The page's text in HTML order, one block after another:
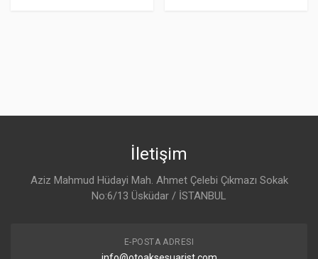
İletişim
Aziz Mahmud Hüdayi Mah. Ahmet Çelebi Çıkmazı Sokak
No:6/13 Üsküdar / İSTANBUL
E-POSTA ADRESI